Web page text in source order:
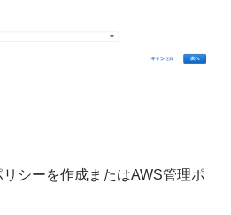
シーを作成またはAWS管理ポ